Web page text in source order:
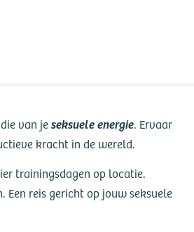
van jeseksuele energie. Ervaar
kracht in de wereld.
trainingsdagen op locatie.
reis gericht op jouw seksuele